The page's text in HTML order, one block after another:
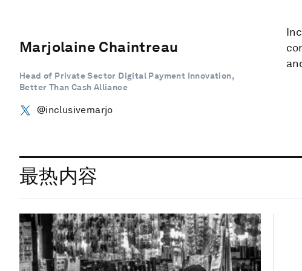
Marjolaine Chaintreau
Head of Private Sector Digital Payment Innovation,
Better Than Cash Alliance
@inclusivemarjo
最热内容